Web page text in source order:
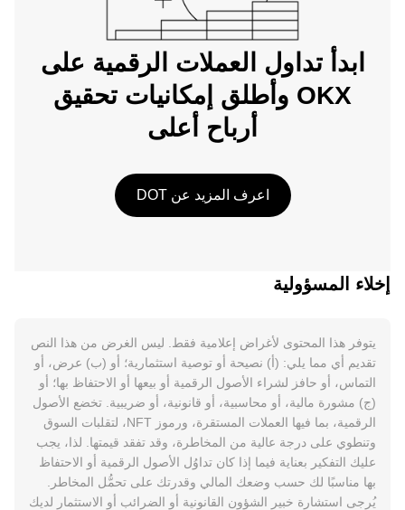
ابدأ تداول العملات الرقمية على
OKX وأطلق إمكانيات تحقيق
أرباح أعلى
اعرف المزيد عن DOT
إخلاء المسؤولية
يتوفر هذا المحتوى لأغراض إعلامية فقط. ليس الغرض من هذا النص
تقديم أي مما يلي: (أ) نصيحة أو توصية استثمارية؛ أو (ب) عرض، أو
التماس، أو حافز لشراء الأصول الرقمية أو بيعها أو الاحتفاظ بها؛ أو
(ج) مشورة مالية، أو محاسبية، أو قانونية، أو ضريبية. تخضع الأصول
الرقمية، بما فيها العملات المستقرة، ورموز NFT، لتقلبات السوق
وتنطوي على درجة عالية من المخاطرة، وقد تفقد قيمتها. لذا، يجب
عليك التفكير بعناية فيما إذا كان تداوُل الأصول الرقمية أو الاحتفاظ
بها مناسبًا لك حسب وضعك المالي وقدرتك على تحمُّل المخاطر.
يُرجى استشارة خبير الشؤون القانونية أو الضرائب أو الاستثمار لديك